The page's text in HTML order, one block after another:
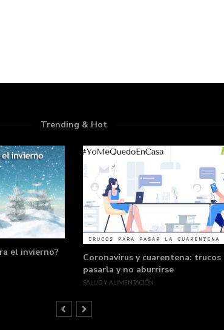
Trending & Hot
el invierno?
Coronavirus y cuarentena: trucos
pasarla y no aburrirse
SALUD Y ALIMENTACIÓN